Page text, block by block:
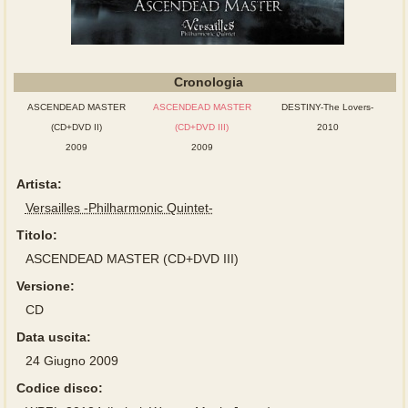
Cronologia
ASCENDEAD MASTER
(CD+DVD II)
2009
ASCENDEAD MASTER
(CD+DVD III)
2009
DESTINY-The Lovers-
2010
Artista:
Versailles -Philharmonic Quintet-
Titolo:
ASCENDEAD MASTER (CD+DVD III)
Versione:
CD
Data uscita:
24 Giugno 2009
Codice disco: